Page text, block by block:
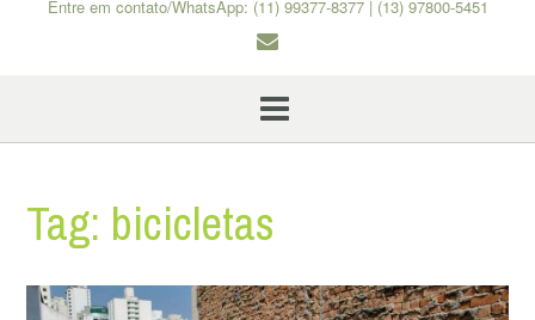
Entre em contato/WhatsApp: (11) 99377-8377 | (13) 97800-5451
Tag: bicicletas